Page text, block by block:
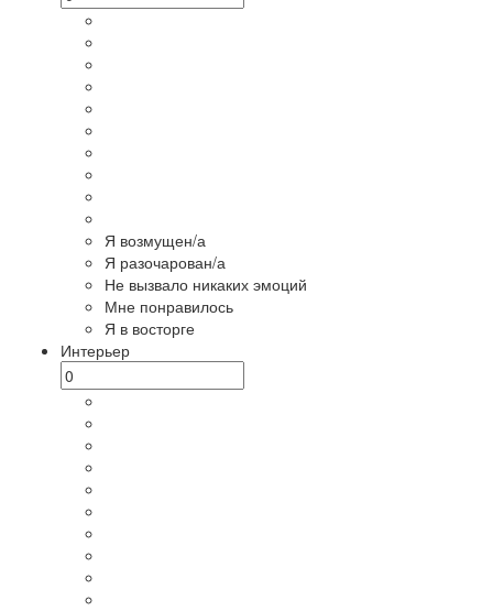
Я возмущен/а
Я разочарован/а
Не вызвало никаких эмоций
Мне понравилось
Я в восторге
Интерьер